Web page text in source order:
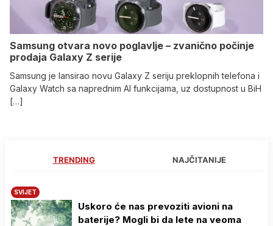
Samsung otvara novo poglavlje – zvanično počinje
prodaja Galaxy Z serije
Samsung je lansirao novu Galaxy Z seriju preklopnih telefona i
Galaxy Watch sa naprednim AI funkcijama, uz dostupnost u BiH
[…]
TRENDING NAJČITANIJE
SVIJET
Uskoro će nas prevoziti avioni na
baterije? Mogli bi da lete na veoma